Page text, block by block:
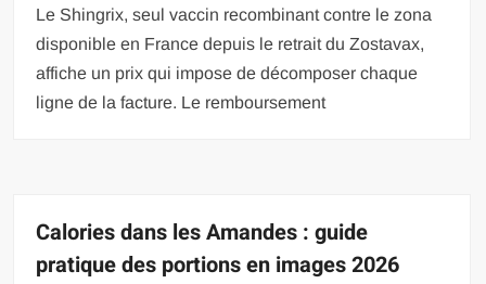
Le Shingrix, seul vaccin recombinant contre le zona
disponible en France depuis le retrait du Zostavax,
affiche un prix qui impose de décomposer chaque
ligne de la facture. Le remboursement
Calories dans les Amandes : guide
pratique des portions en images 2026